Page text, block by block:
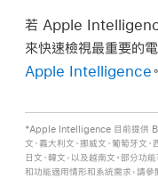
若 Apple
來快速檢視最重要的電
Apple Intelligence。
*Apple Intelligence 目前提供
文、義大利文、挪威文、葡萄牙文、
日文、韓文，以及越南文。部分功
和功能適用情形和系統需求，請